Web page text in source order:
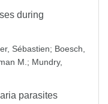
during
Sébastien; Boesch,
M. ; Mundry,
parasites